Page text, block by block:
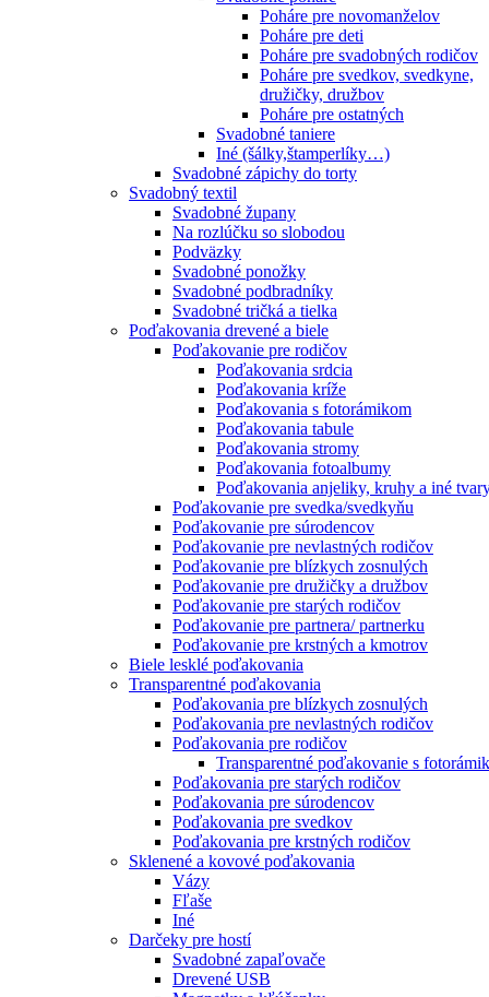
Poháre pre novomanželov
Poháre pre deti
Poháre pre svadobných rodičov
Poháre pre svedkov, svedkyne,
družičky, družbov
Poháre pre ostatných
Svadobné taniere
Iné (šálky,štamperlíky…)
Svadobné zápichy do torty
Svadobný textil
Svadobné župany
Na rozlúčku so slobodou
Podväzky
Svadobné ponožky
Svadobné podbradníky
Svadobné tričká a tielka
Poďakovania drevené a biele
Poďakovanie pre rodičov
Poďakovania srdcia
Poďakovania kríže
Poďakovania s fotorámikom
Poďakovania tabule
Poďakovania stromy
Poďakovania fotoalbumy
Poďakovania anjeliky, kruhy a iné
Poďakovanie pre svedka/svedkyňu
Poďakovanie pre súrodencov
Poďakovanie pre nevlastných rodičov
Poďakovanie pre blízkych zosnulých
Poďakovanie pre družičky a družbov
Poďakovanie pre starých rodičov
Poďakovanie pre partnera/ partnerku
Poďakovanie pre krstných a kmotrov
Biele lesklé poďakovania
Transparentné poďakovania
Poďakovania pre blízkych zosnulých
Poďakovania pre nevlastných rodičov
Poďakovania pre rodičov
Transparentné poďakovanie s
Poďakovania pre starých rodičov
Poďakovania pre súrodencov
Poďakovania pre svedkov
Poďakovania pre krstných rodičov
Sklenené a kovové poďakovania
Vázy
Fľaše
Iné
Darčeky pre hostí
Svadobné zapaľovače
Drevené USB